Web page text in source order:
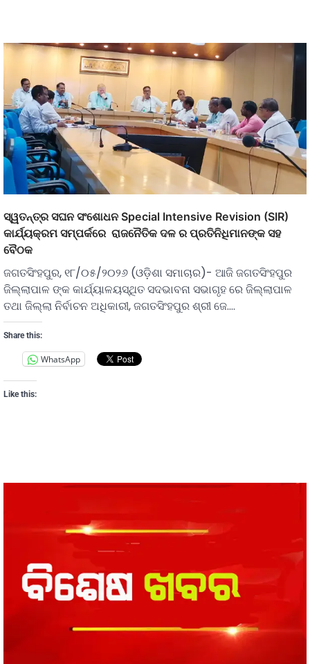
ସ୍ୱତନ୍ତ୍ର ସଘନ ସଂଶୋଧନ Special Intensive Revision (SIR)
କାର୍ଯ୍ୟକ୍ରମ ସମ୍ପର୍କରେ ରାଜନୈତିକ ଦଳ ର ପ୍ରତିନିଧିମାନଙ୍କ ସହ
ବୈଠକ
ଜଗତସିଂହପୁର, ୧୮/୦୫/୨୦୨୬ (ଓଡ଼ିଶା ସମାଚାର)- ଆଜି ଜଗତସିଂହପୁର
ଜିଲ୍ଲାପାଳ ଙ୍କ କାର୍ଯ୍ୟାଳୟସ୍ଥିତ ସଦଭାବନା ସଭାଗୃହ ରେ ଜିଲ୍ଲାପାଳ
ତଥା ଜିଲ୍ଲା ନିର୍ବାଚନ ଅଧିକାରୀ, ଜଗତସିଂହପୁର ଶ୍ରୀ ଜେ.…
Share this:
WhatsApp
Like this: